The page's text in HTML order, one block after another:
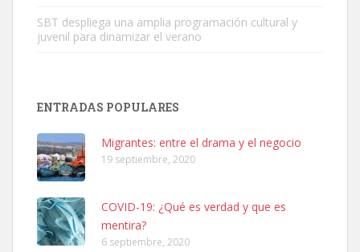
Leales.org » Gran Canaria
SBT despliega una amplia programación cultural y
juvenil para dinamizar el verano
ENTRADAS POPULARES
Migrantes: entre el drama y el negocio
19 septiembre, 2020
COVID-19: ¿Qué es verdad y que es
mentira?
6 septiembre, 2020